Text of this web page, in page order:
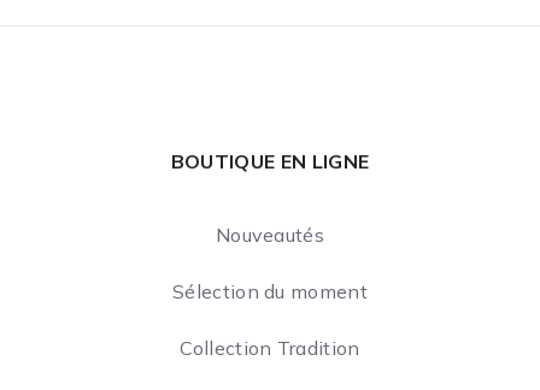
BOUTIQUE EN LIGNE
Nouveautés
Sélection du moment
Collection Tradition